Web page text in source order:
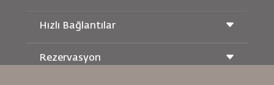
Hızlı Bağlantılar
Rezervasyon